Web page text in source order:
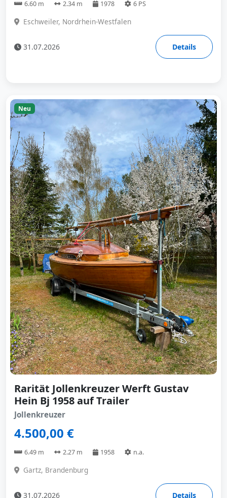
6.60 m 2.34 m 1978 6 PS
Eschweiler, Nordrhein-Westfalen
31.07.2026 Details
Neu
Rarität Jollenkreuzer Werft Gustav
Hein Bj 1958 auf Trailer
Jollenkreuzer
4.500,00 €
6.49 m 2.27 m 1958 n.a.
Gartz, Brandenburg
31.07.2026 Details